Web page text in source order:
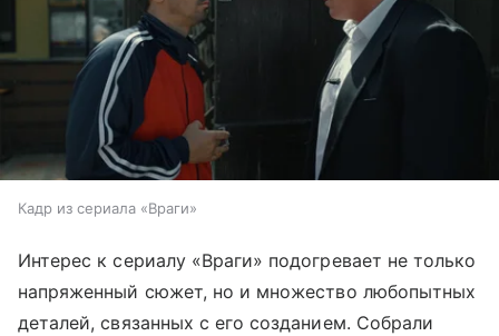
Кадр из сериала «Враги»
Интерес к сериалу «Враги» подогревает не только
напряженный сюжет, но и множество любопытных
деталей, связанных с его созданием. Собрали